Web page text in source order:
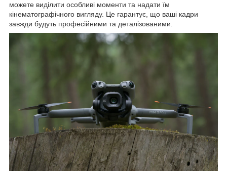
можете виділити особливі моменти та надати їм
кінематографічного вигляду. Це гарантує, що ваші кадри
завжди будуть професійними та деталізованими.